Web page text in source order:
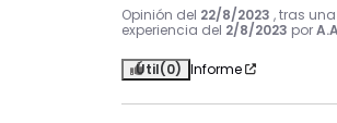
Opinión del 22/8/2023 , tras una
experiencia del 2/8/2023 por
Útil(0) Informe